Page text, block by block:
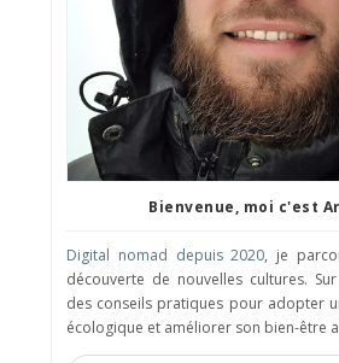
Bienvenue, moi c'est
Digital nomad depuis 2020, je
découverte de nouvelles cultures.
des conseils pratiques pour adopter
écologique et améliorer son bien-être